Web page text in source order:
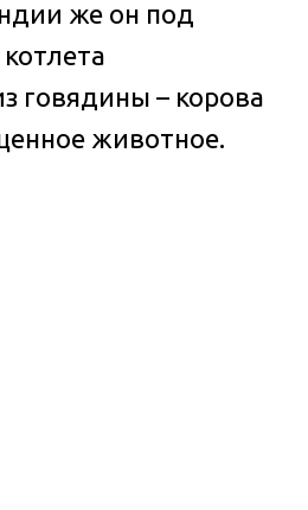
же он под
говядины – корова
животное.